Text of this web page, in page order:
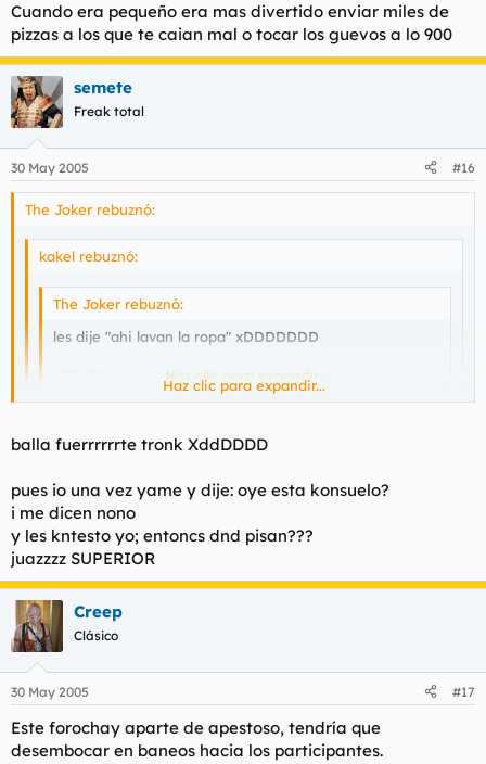
guarros!
K ba, la kavina s xupo los dos eurosssssssssssssssssssssss
xDDDDDDDDd
Cuando era pequeño era mas divertido enviar miles de
pizzas a los que te caian mal o tocar los guevos a lo 900
semete
Freak total
30 May 2005 #16
The Joker rebuznó:
kakel rebuznó:
The Joker rebuznó:
les dije "ahi lavan la ropa" xDDDDDDD
Haz clic para expandir...
guarros!
K ba, la kavina s xupo los dos eurosssssssssssssssssssssss
xDDDDDDDDd
Haz clic para expandir...
balla fuerrrrrrte tronk XddDDDD
pues io una vez yame y dije: oye esta konsuelo?
i me dicen nono
y les kntesto yo; entoncs dnd pisan???
juazzzz SUPERIOR
Creep
Clásico
30 May 2005 #17
Este forochay aparte de apestoso, tendría que
desembocar en baneos hacia los participantes.